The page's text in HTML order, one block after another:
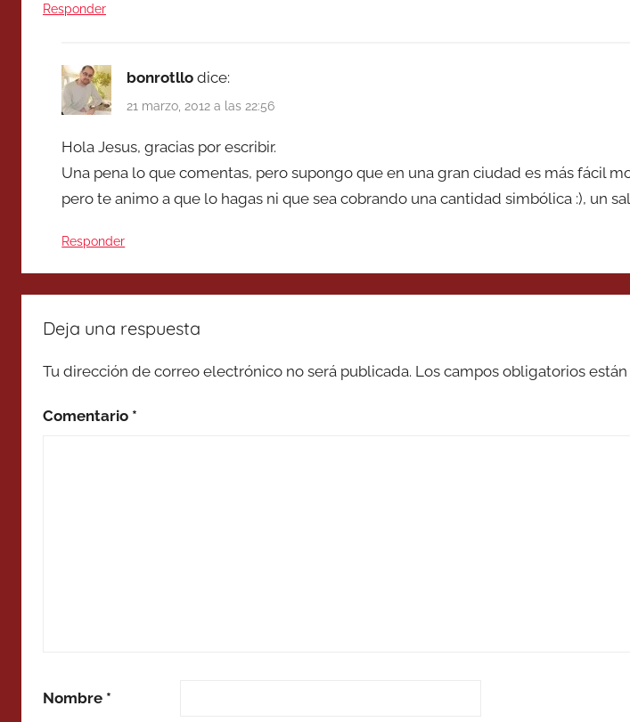
Responder
bonrotllo dice:
21 marzo, 2012 a las 22:56
Hola Jesus, gracias por escribir.
Una pena lo que comentas, pero supongo que en una gran ciudad es más fácil
pero te animo a que lo hagas ni que sea cobrando una cantidad simbólica :), un
Responder
Deja una respuesta
Tu dirección de correo electrónico no será publicada. Los campos obligatorios
Comentario *
Nombre *